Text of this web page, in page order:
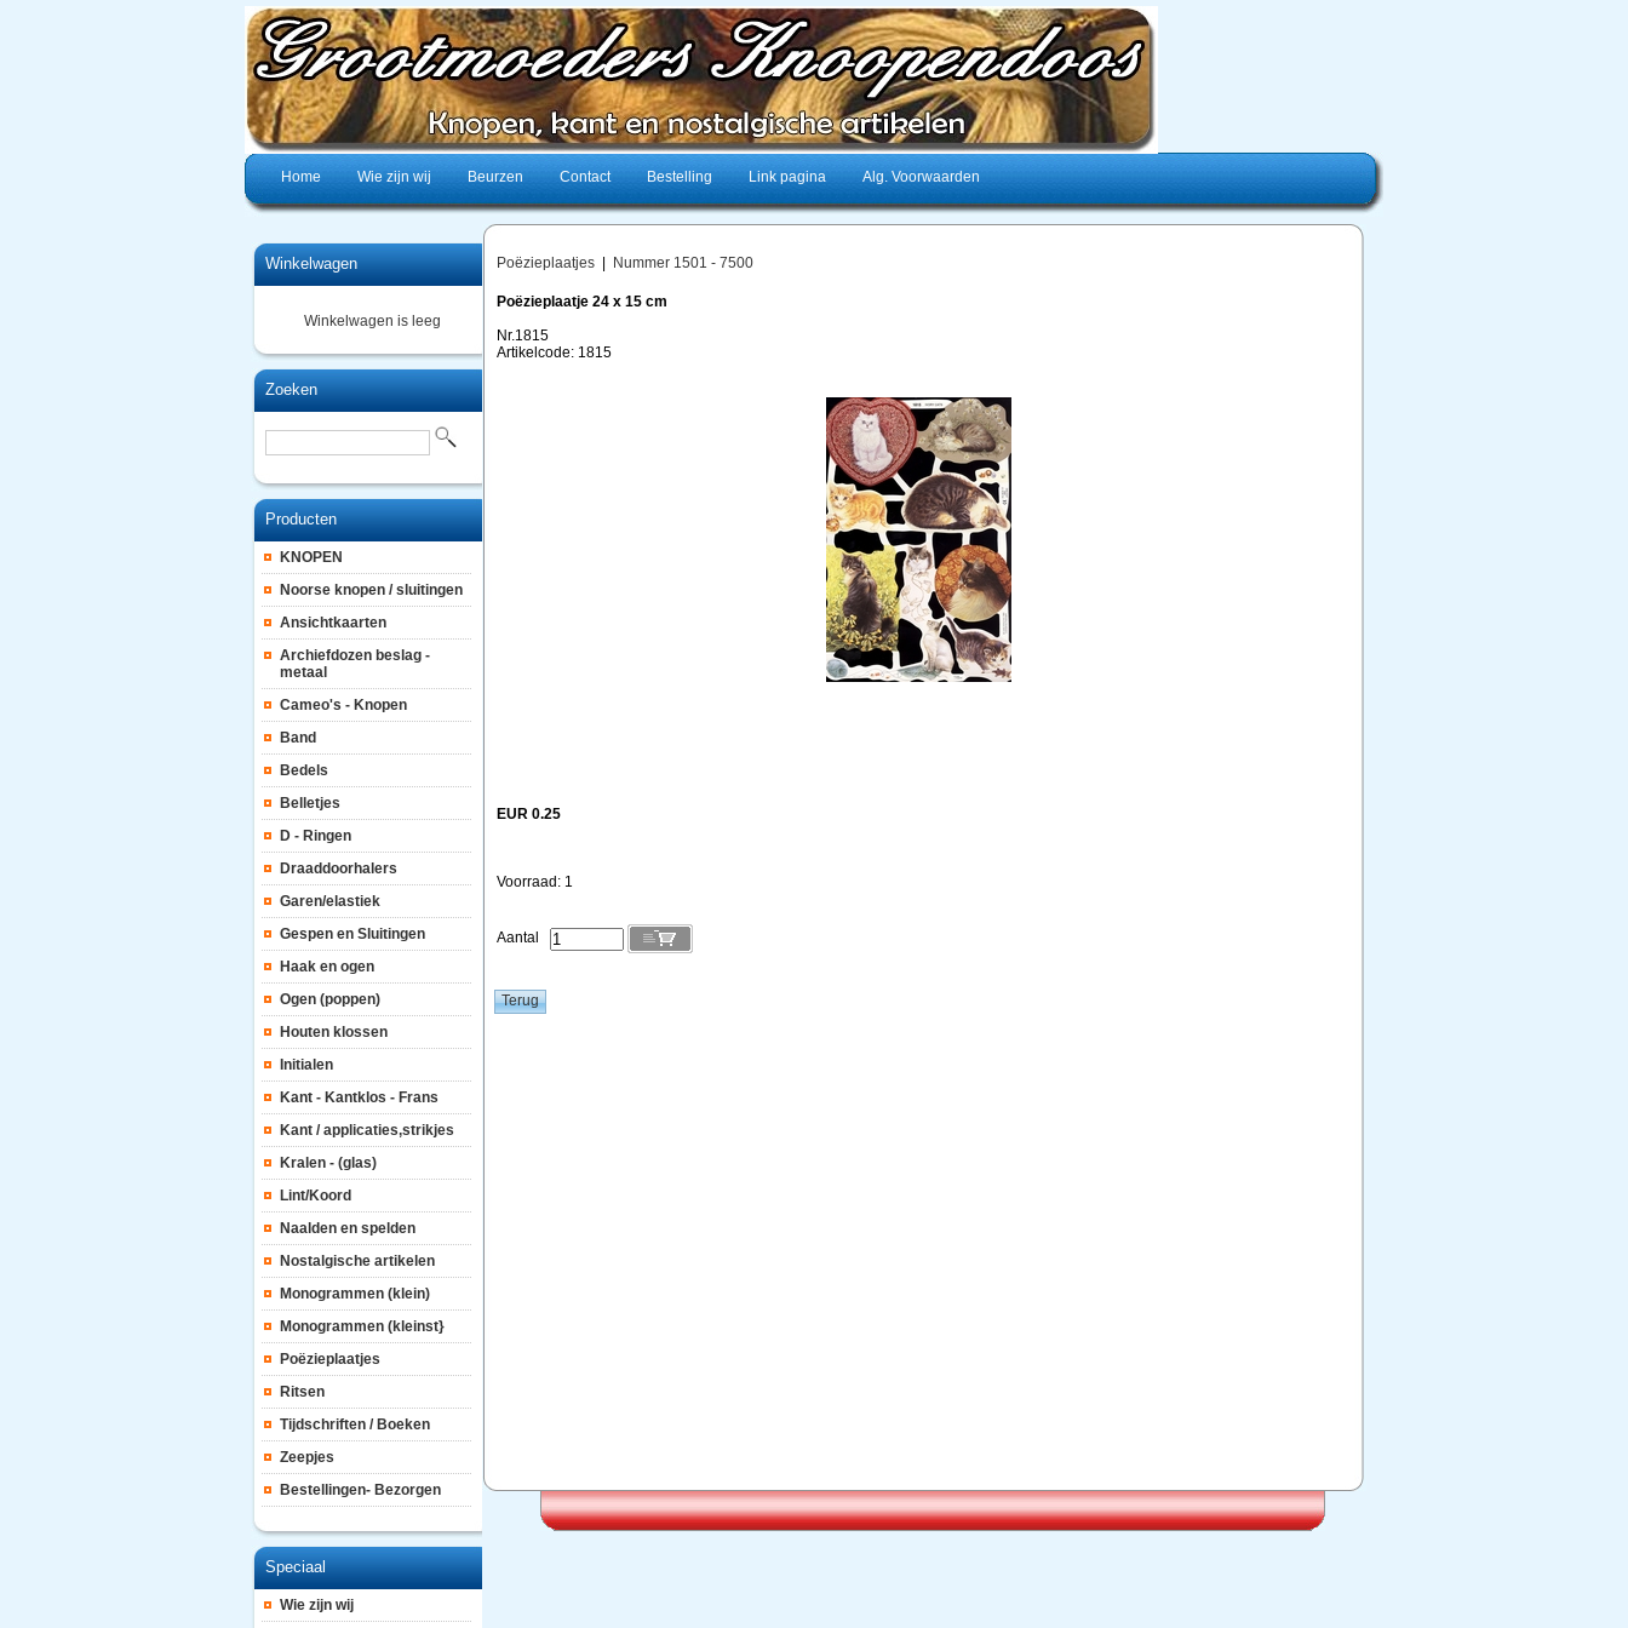
Home Wie zijn wij Beurzen Contact Bestelling Link pagina Alg. Voorwaarden
Winkelwagen
Winkelwagen is leeg
Zoeken
Producten
KNOPEN
Noorse knopen / sluitingen
Ansichtkaarten
Archiefdozen beslag -
metaal
Cameo's - Knopen
Band
Bedels
Belletjes
D - Ringen
Draaddoorhalers
Garen/elastiek
Gespen en Sluitingen
Haak en ogen
Ogen (poppen)
Houten klossen
Initialen
Kant - Kantklos - Frans
Kant / applicaties,strikjes
Kralen - (glas)
Lint/Koord
Naalden en spelden
Nostalgische artikelen
Monogrammen (klein)
Monogrammen (kleinst}
Poëzieplaatjes
Ritsen
Tijdschriften / Boeken
Zeepjes
Bestellingen- Bezorgen
Speciaal
Wie zijn wij
Poëzieplaatjes Nummer 1501 - 7500
Poëzieplaatje 24 x 15 cm
Nr.1815
Artikelcode: 1815
EUR 0.25
Voorraad: 1
Aantal